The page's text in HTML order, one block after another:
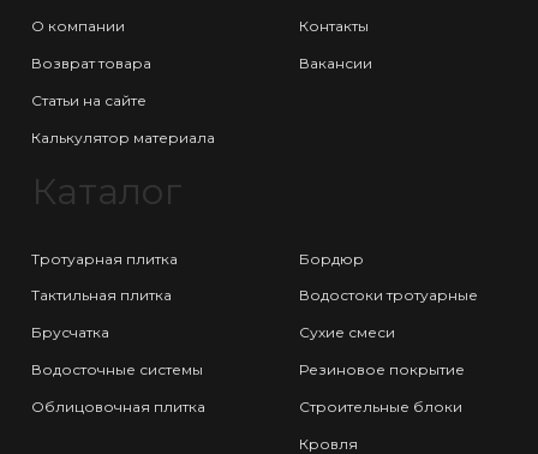
О компании
Возврат товара
Статьи на сайте
Калькулятор материала
Контакты
Вакансии
Каталог
Тротуарная плитка
Тактильная плитка
Брусчатка
Водосточные системы
Облицовочная плитка
Бордюр
Водостоки тротуарные
Сухие смеси
Резиновое покрытие
Строительные блоки
Кровля